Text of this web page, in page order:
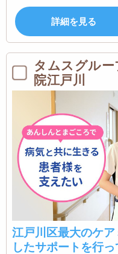
詳細を見る
タムスグル
院江戸川
江戸川区最大のケ
したサポートを行